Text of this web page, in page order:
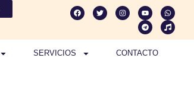
SERVICIOS CONTACTO